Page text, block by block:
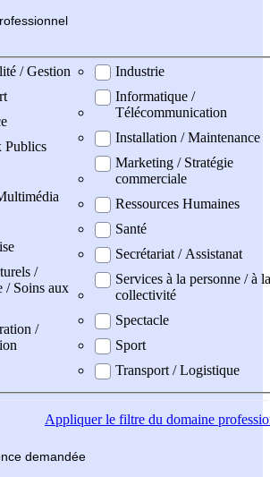
fessionnel
/ Gestion
Publics
/
/ Soins aux
/
Industrie
Informatique /
Télécommunication
Installation / Maintenance
Marketing / Stratégie
commerciale
Ressources Humaines
Santé
Secrétariat / Assistanat
Services à la personne / à la
collectivité
Spectacle
Sport
Transport / Logistique
Appliquerle filtre du domaine
demandée